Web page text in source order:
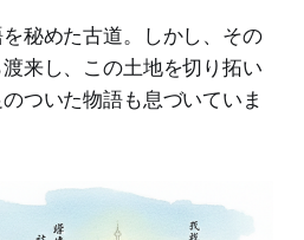
秘めた古道。しかし、その
来し、この土地を切り拓い
ついた物語も息づいていま